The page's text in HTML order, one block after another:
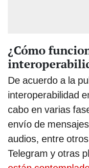
¿Cómo
De acuerdo a la
interoperabilidad
cabo en varias
envío de
audios, entre
Telegram y otras